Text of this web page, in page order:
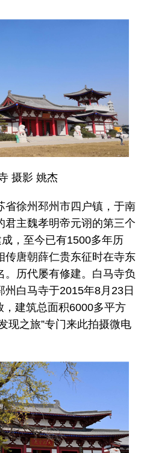
摄影 姚杰
徐州邳州市四户镇，于南
君主魏孝明帝元诩的第三个
，至今已有1500多年历
传唐朝薛仁贵东征时在寺东
历代屡有修建。白马寺负
白马寺于2015年8月23日
建筑总面积6000多平方
现之旅”专门来此拍摄微电